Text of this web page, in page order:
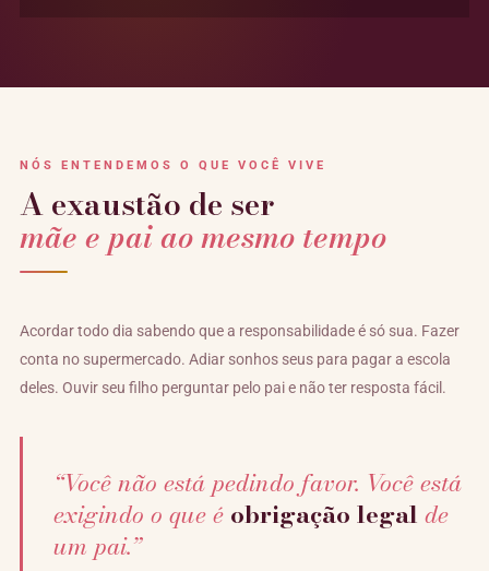
NÓS ENTENDEMOS O QUE VOCÊ VIVE
A exaustão de ser
mãe e pai ao mesmo tempo
Acordar todo dia sabendo que a responsabilidade é só sua. Fazer
conta no supermercado. Adiar sonhos seus para pagar a escola
deles. Ouvir seu filho perguntar pelo pai e não ter resposta fácil.
“Você não está pedindo favor. Você está
exigindo o que é obrigação legal de
um pai.”